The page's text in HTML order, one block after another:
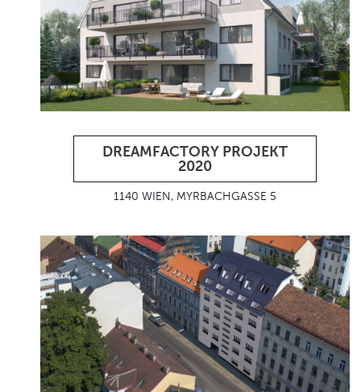
DREAMFACTORY PROJEKT
2020
1140 WIEN, MYRBACHGASSE 5